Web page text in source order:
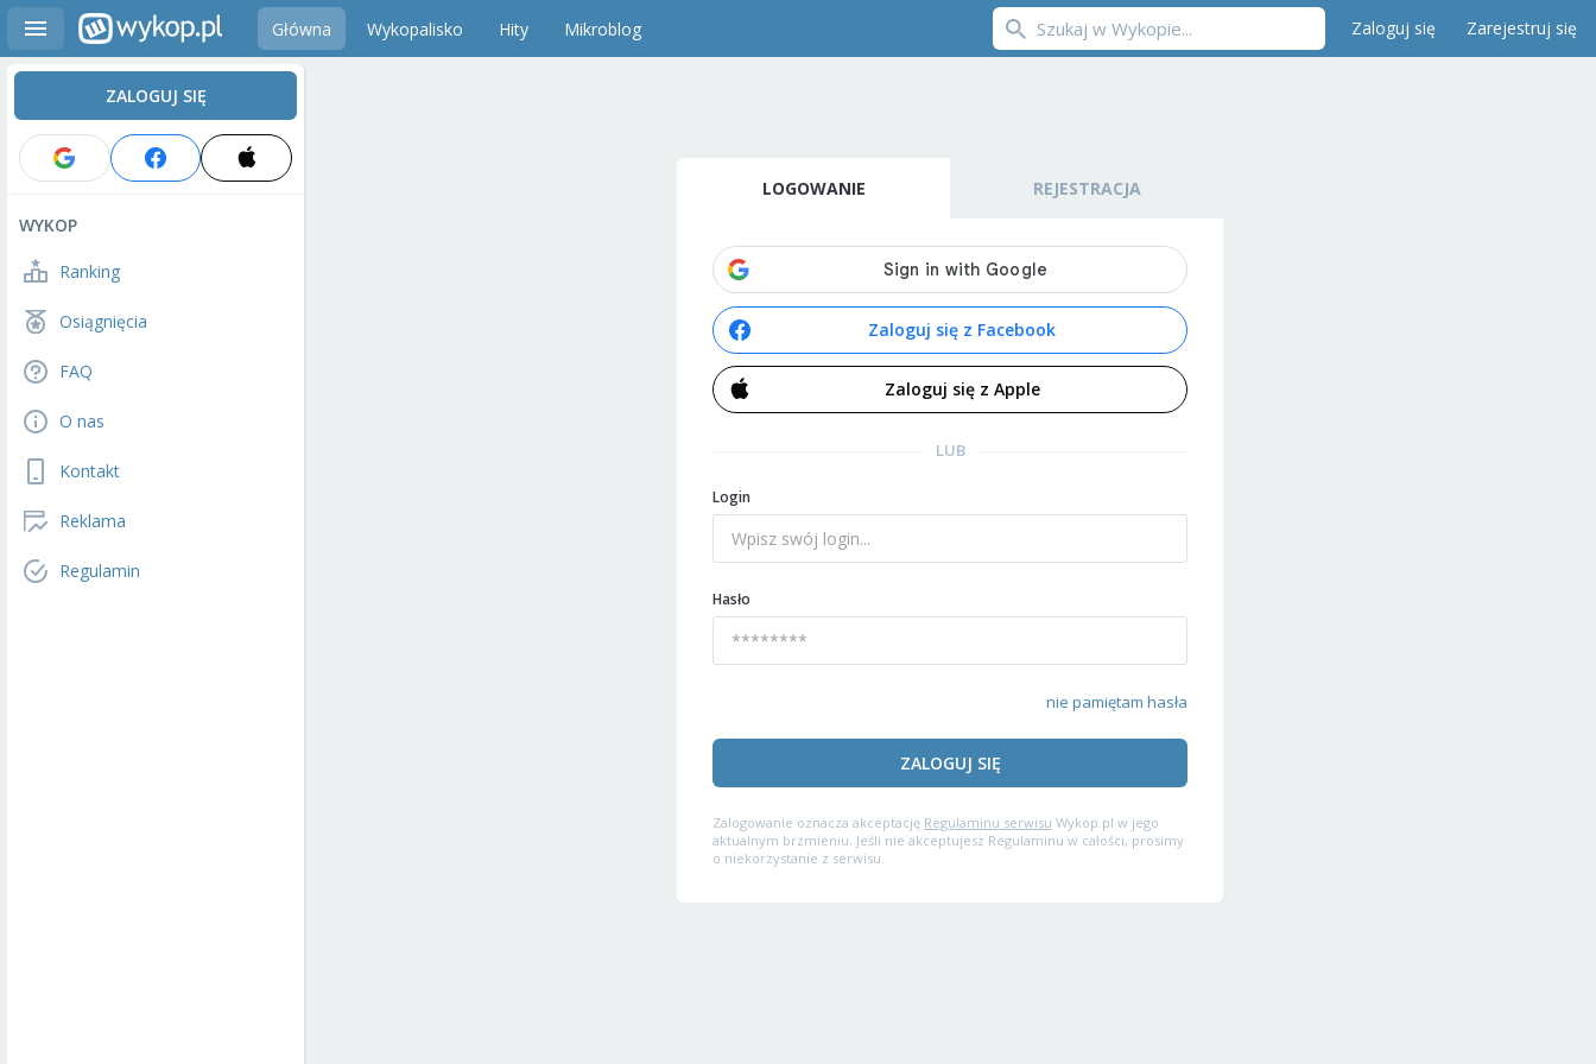
Główna Wykopalisko Hity Mikroblog Zaloguj się Zarejestruj się
ZALOGUJ SIĘ
WYKOP
Ranking
Osiągnięcia
FAQ
O nas
Kontakt
Reklama
Regulamin
LOGOWANIE REJESTRACJA
Zaloguj się z Facebook
Zaloguj się z Apple
LUB
Login
Hasło
nie pamiętam hasła
ZALOGUJ SIĘ
Zalogowanie oznacza akceptację Regulaminu serwisu Wykop.pl w jego
aktualnym brzmieniu. Jeśli nie akceptujesz Regulaminu w całości, prosimy
o niekorzystanie z serwisu.